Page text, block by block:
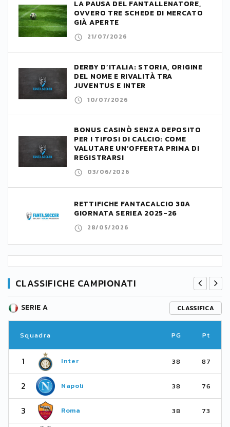
LA PAUSA DEL FANTALLENATORE,
OVVERO TRE SCHEDE DI MERCATO
GIÀ APERTE
21/07/2026
DERBY D’ITALIA: STORIA, ORIGINE
DEL NOME E RIVALITÀ TRA
JUVENTUS E INTER
10/07/2026
BONUS CASINÒ SENZA DEPOSITO
PER I TIFOSI DI CALCIO: COME
VALUTARE UN’OFFERTA PRIMA DI
REGISTRARSI
03/06/2026
RETTIFICHE FANTACALCIO 38A
GIORNATA SERIEA 2025-26
28/05/2026
CLASSIFICHE CAMPIONATI
SERIE A CLASSIFICA
Squadra PG Pt
1 Inter 38 87
2 Napoli 38 76
3 Roma 38 73